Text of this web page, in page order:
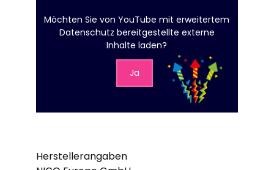
Möchten Sie vonYouTube mit erweitertem
Datenschutz bereitgestellte externe
Inhalte laden?
Ja
Herstellerangaben